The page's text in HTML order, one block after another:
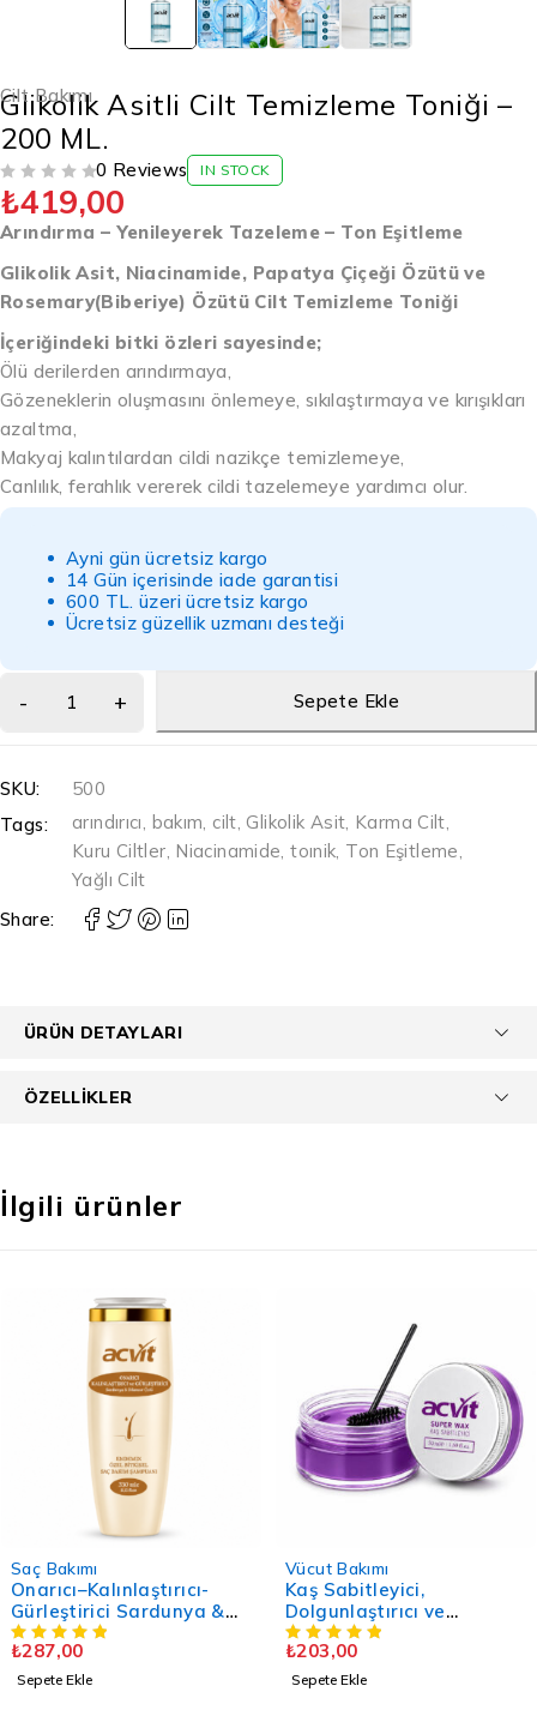
Cilt Bakımı
Glikolik Asitli Cilt Temizleme Toniği –
200 ML.
0 Reviews IN STOCK
₺419,00
Arındırma – Yenileyerek Tazeleme – Ton Eşitleme
Glikolik Asit, Niacinamide, Papatya Çiçeği Özütü ve
Rosemary(Biberiye) Özütü Cilt Temizleme Toniği
İçeriğindeki bitki özleri sayesinde;
Ölü derilerden arındırmaya,
Gözeneklerin oluşmasını önlemeye, sıkılaştırmaya ve kırışıkları
azaltma,
Makyaj kalıntılardan cildi nazikçe temizlemeye,
Canlılık, ferahlık vererek cildi tazelemeye yardımcı olur.
Ayni gün ücretsiz kargo
14 Gün içerisinde iade garantisi
600 TL. üzeri ücretsiz kargo
Ücretsiz güzellik uzmanı desteği
Sepete Ekle
SKU:
500
Tags:
arındırıcı, bakım, cilt, Glikolik Asit, Karma Cilt,
Kuru Ciltler, Niacinamide,toınik, Ton Eşitleme,
Yağlı Cilt
Share:
ÜRÜN DETAYLARI
ÖZELLIKLER
İlgili ürünler
Saç Bakımı
Onarıcı–Kalınlaştırıcı-
Gürleştirici Sardunya &
Ihlamur Özlü Şampuan -
330 Ml. – Doğal - Unisex
₺287,00
Sepete Ekle
Vücut Bakımı
Kaş Sabitleyici,
Dolgunlaştırıcı ve
Şekillendirici Jel – 50 ML.
₺203,00
Sepete Ekle